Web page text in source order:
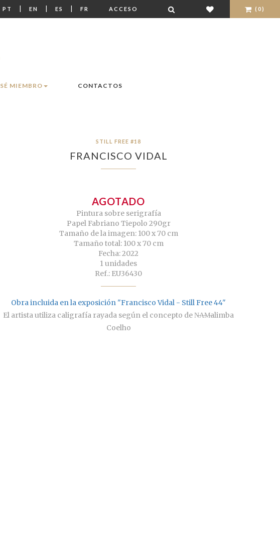
PT | EN | ES | FR ACCESO (0)
SÉ MIEMBRO CONTACTOS
STILL FREE #18
FRANCISCO VIDAL
AGOTADO
Pintura sobre serigrafía
Papel Fabriano Tiepolo 290gr
Tamaño de la imagen: 100 x 70 cm
Tamaño total: 100 x 70 cm
Fecha: 2022
1 unidades
Ref.: EU36430
Obra incluida en la exposición "Francisco Vidal - Still Free 44"
El artista utiliza caligrafía rayada según el concepto de N̶A̶M̶alimba
Coelho